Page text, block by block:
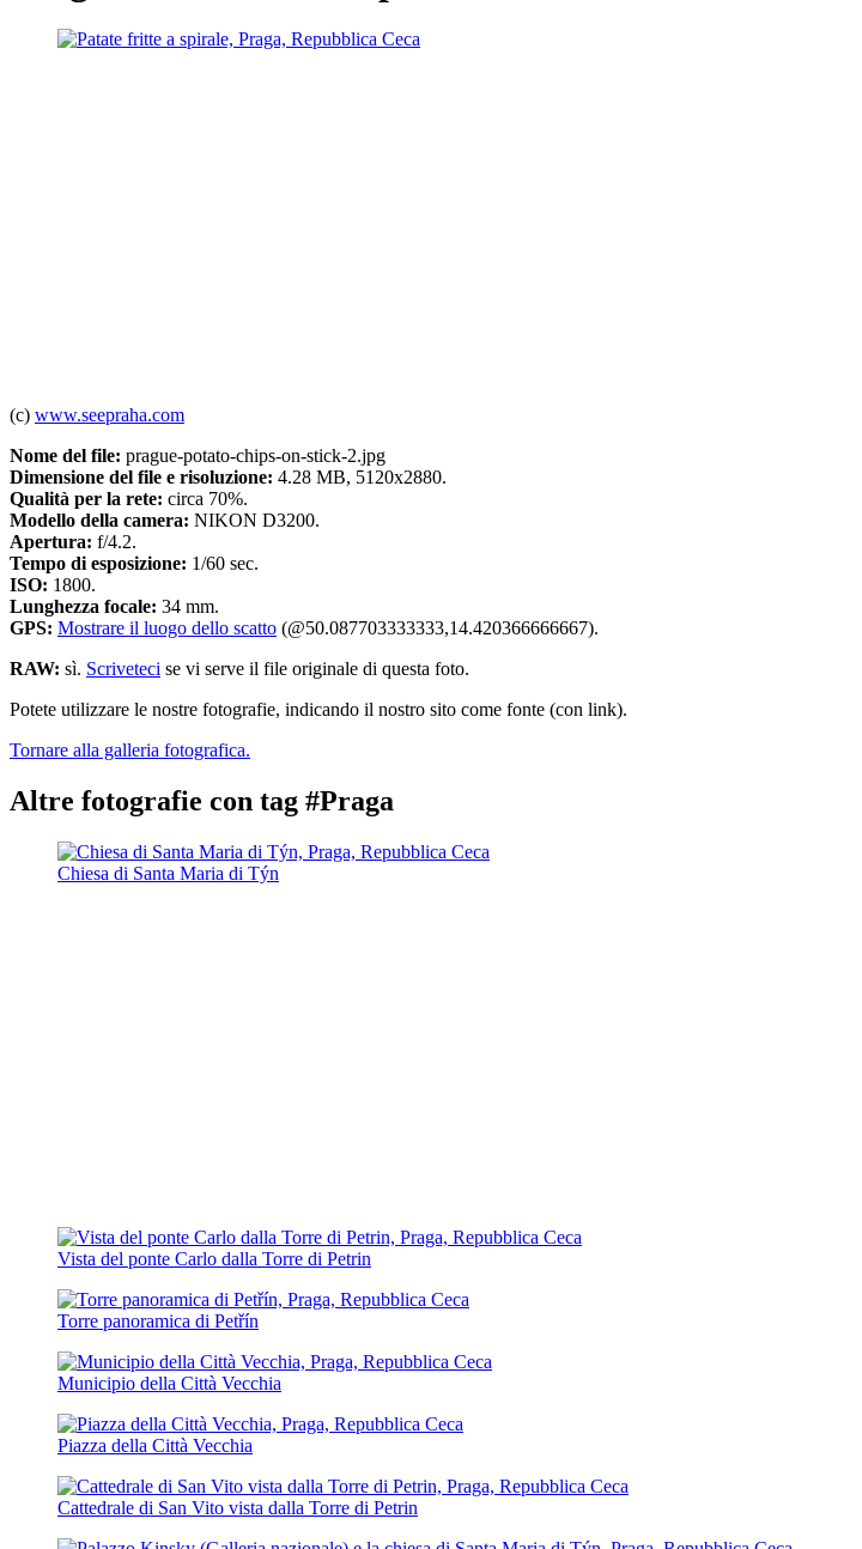
(c) www.seepraha.com
Nome del file: prague-potato-chips-on-stick-2.jpg
Dimensione del file e risoluzione: 4.28 MB, 5120x2880.
Qualità per la rete: circa 70%.
Modello della camera: NIKON D3200.
Apertura: f/4.2.
Tempo di esposizione: 1/60 sec.
ISO: 1800.
Lunghezza focale: 34 mm.
GPS: Mostrare il luogo dello scatto (@50.087703333333,14.420366666667).
RAW: sì. Scriveteci se vi serve il file originale di questa foto.
Potete utilizzare le nostre fotografie, indicando il nostro sito come fonte (con link).
Tornare alla galleria fotografica.
Altre fotografie con tag #Praga
Chiesa di Santa Maria di Týn
Vista del ponte Carlo dalla Torre di Petrin
Torre panoramica di Petřín
Municipio della Città Vecchia
Piazza della Città Vecchia
Cattedrale di San Vito vista dalla Torre di Petrin